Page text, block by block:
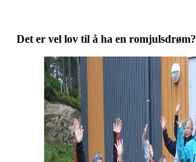
Det er vel lov til å ha en romjulsdrøm?